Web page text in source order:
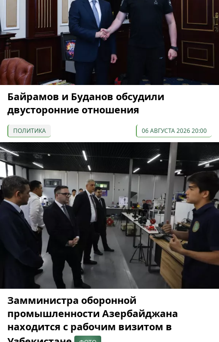
Байрамов и Буданов обсудили
двусторонние отношения
ПОЛИТИКА 06 АВГУСТА 2026 20:00
Замминистра оборонной
промышленности Азербайджана
находится с рабочим визитом в